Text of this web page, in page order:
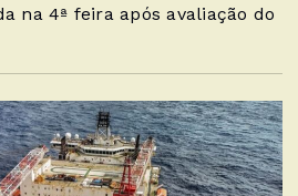
na 4ª feira após avaliação do